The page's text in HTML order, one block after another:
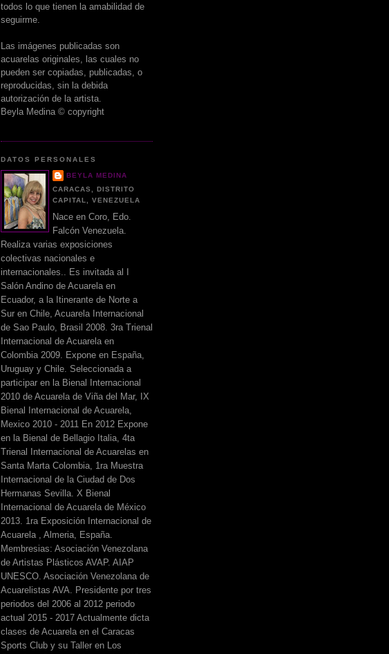
todos lo que tienen la amabilidad de
seguirme.
Las imágenes publicadas son
acuarelas originales, las cuales no
pueden ser copiadas, publicadas, o
reproducidas, sin la debida
autorización de la artista.
Beyla Medina © copyright
DATOS PERSONALES
BEYLA MEDINA
CARACAS, DISTRITO
CAPITAL, VENEZUELA
Nace en Coro, Edo.
Falcón Venezuela.
Realiza varias exposiciones
colectivas nacionales e
internacionales.. Es invitada al I
Salón Andino de Acuarela en
Ecuador, a la Itinerante de Norte a
Sur en Chile, Acuarela Internacional
de Sao Paulo, Brasil 2008. 3ra Trienal
Internacional de Acuarela en
Colombia 2009. Expone en España,
Uruguay y Chile. Seleccionada a
participar en la Bienal Internacional
2010 de Acuarela de Viña del Mar, IX
Bienal Internacional de Acuarela,
Mexico 2010 - 2011 En 2012 Expone
en la Bienal de Bellagio Italia, 4ta
Trienal Internacional de Acuarelas en
Santa Marta Colombia, 1ra Muestra
Internacional de la Ciudad de Dos
Hermanas Sevilla. X Bienal
Internacional de Acuarela de México
2013. 1ra Exposición Internacional de
Acuarela , Almeria, España.
Membresias: Asociación Venezolana
de Artistas Plásticos AVAP. AIAP
UNESCO. Asociación Venezolana de
Acuarelistas AVA. Presidente por tres
periodos del 2006 al 2012 periodo
actual 2015 - 2017 Actualmente dicta
clases de Acuarela en el Caracas
Sports Club y su Taller en Los